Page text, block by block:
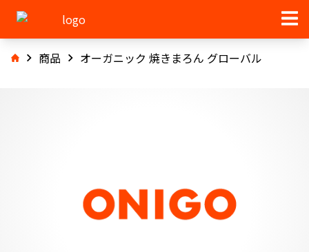
商品 オーガニック 焼きまろん グローバル